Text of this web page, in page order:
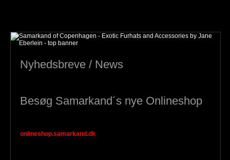
Nyhedsbreve / News
Besøg Samarkand´s nye Onlineshop
onlineshop.samarkand.dk